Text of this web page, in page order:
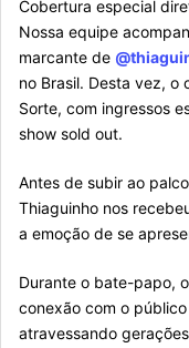
Cobertura especial
Nossa equipe
marcante de
no Brasil. Desta vez,
Sorte, com ingressos
show sold out.
Antes de subir ao
Thiaguinho nos
a emoção de se
Durante o bate-papo,
conexão com o
atravessando